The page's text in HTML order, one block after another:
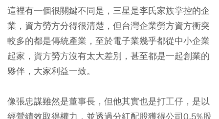
這裡有一個很關鍵不同是，三星是李氏家族掌控的企
業，資方勞方分得很清楚，但台灣企業勞方資方衝突
較多的都是傳統產業，至於電子業幾乎都從中小企業
起家，資方勞方沒有太大差別，甚至都是一起創業的
夥伴，大家利益一致。
像張忠謀雖然是董事長，但他其實也是打工仔，是以
經營績效取得權力，並透過分紅配股獲得公司0.5%股